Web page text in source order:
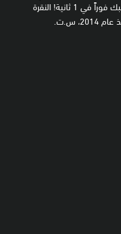
الشراء و تسليم الطلبات - ادفع و استلم طلبك فوراً في 1 ثانية! النقرة
الأولى FClick مسجلة لدى وزارة التجارة منذ عام 2014، س.ت.